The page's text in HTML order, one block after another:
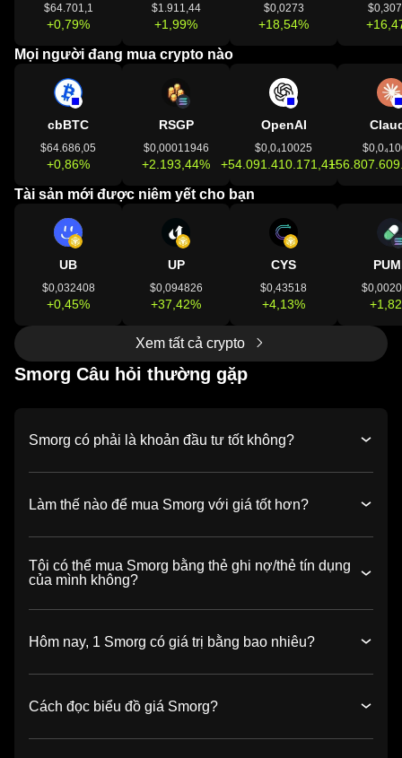
$64.701,1
+0,79%
$1.911,44
+1,99%
$0,0273
+18,54%
Mọi người đang mua crypto nào
cbBTC
$64.686,05
+0,86%
RSGP
$0,00011946
+2.193,44%
OpenAI
$0,0₄10025
+54.091.410.171,41%
Tài sản mới được niêm yết cho bạn
UB
$0,032408
+0,45%
UP
$0,094826
+37,42%
CYS
$0,43518
+4,13%
Xem tất cả crypto
Smorg Câu hỏi thường gặp
Smorg có phải là khoản đầu tư tốt không?
Làm thế nào để mua Smorg với giá tốt hơn?
Tôi có thể mua Smorg bằng thẻ ghi nợ/thẻ tín dụng
của mình không?
Hôm nay, 1 Smorg có giá trị bằng bao nhiêu?
Cách đọc biểu đồ giá Smorg?